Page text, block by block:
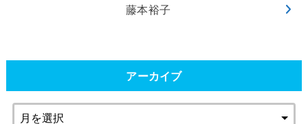
藤本裕子
アーカイブ